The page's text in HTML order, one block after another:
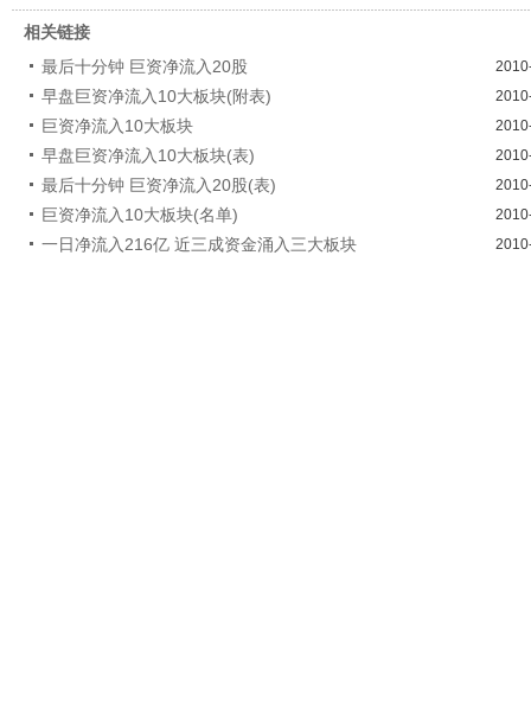
相关链接
最后十分钟 巨资净流入20股
早盘巨资净流入10大板块(附表)
巨资净流入10大板块
早盘巨资净流入10大板块(表)
最后十分钟 巨资净流入20股(表)
巨资净流入10大板块(名单)
一日净流入216亿 近三成资金涌入三大板块